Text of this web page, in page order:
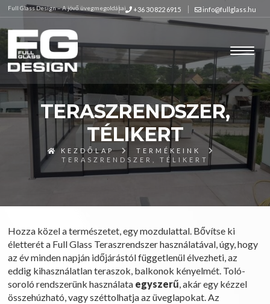
Full Glass Design – A jövő üvegmegoldásai +36 30 822 6915 info@fullglass.hu
TERASZRENDSZER,
TÉLIKERT
KEZDŐLAP
TERMÉKEINK
TERASZRENDSZER, TÉLIKERT
Hozza közel a természetet, egy mozdulattal. Bővítse ki
életterét a Full Glass Teraszrendszer használatával, úgy, hogy
az év minden napján időjárástól függetlenül élvezheti, az
eddig kihasználatlan teraszok, balkonok kényelmét. Toló-
soroló rendszerünk használata egyszerű, akár egy kézzel
összehúzható, vagy széttolhatja az üveglapokat. Az